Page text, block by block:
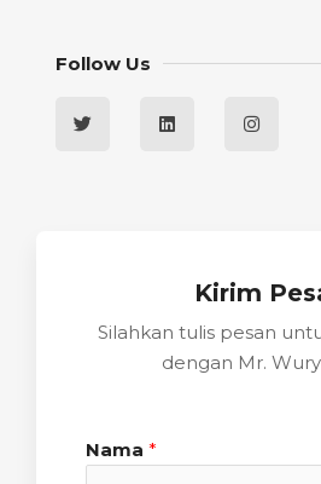
Follow Us
Kirim
Silahkan tulis pesan
dengan Mr.
Nama *